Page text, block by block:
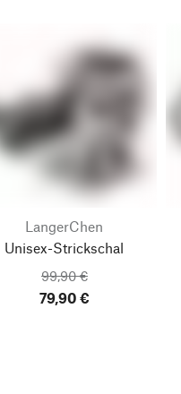
LangerChen
Unisex-Strickschal
99,90 €
79,90 €